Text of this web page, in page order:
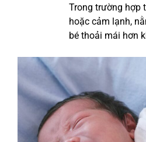
Trong trường hợp
hoặc cảm lạnh,
bé thoải mái hơn